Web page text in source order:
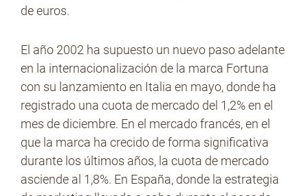
de euros.
El año 2002 ha supuesto un nuevo paso adelante
en la internacionalización de la marca Fortuna
con su lanzamiento en Italia en mayo, donde ha
registrado una cuota de mercado del 1,2% en el
mes de diciembre. En el mercado francés, en el
que la marca ha crecido de forma significativa
durante los últimos años, la cuota de mercado
asciende al 1,8%. En España, donde la estrategia